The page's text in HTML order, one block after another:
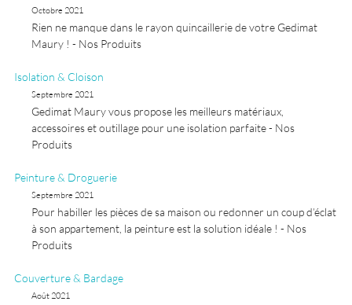
Octobre 2021
Rien ne manque dans le rayon quincaillerie de votre Gedimat
Maury ! - Nos Produits
Isolation & Cloison
Septembre 2021
Gedimat Maury vous propose les meilleurs matériaux,
accessoires et outillage pour une isolation parfaite - Nos
Produits
Peinture & Droguerie
Septembre 2021
Pour habiller les pièces de sa maison ou redonner un coup d’éclat
à son appartement, la peinture est la solution idéale ! - Nos
Produits
Couverture & Bardage
Août 2021